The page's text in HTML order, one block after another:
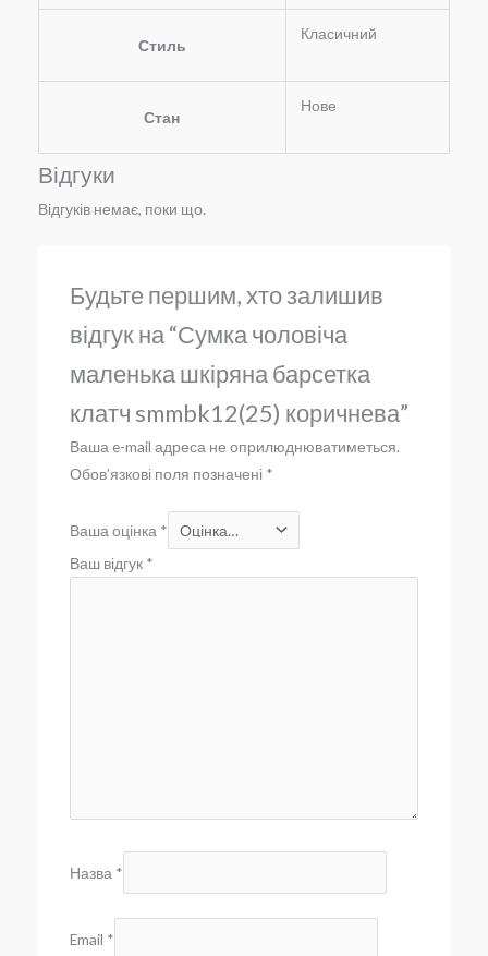
Стиль
Класичний
Стан
Нове
Відгуки
Відгуків немає, поки що.
Будьте першим, хто залишив
відгук на “Сумка чоловіча
маленька шкіряна барсетка
клатч smmbk12(25) коричнева”
Ваша e-mail адреса не оприлюднюватиметься.
Обов’язкові поля позначені *
Ваша оцінка *
Ваш відгук *
Назва *
Email *